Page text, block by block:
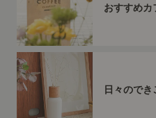
おすすめカ
日々のでき